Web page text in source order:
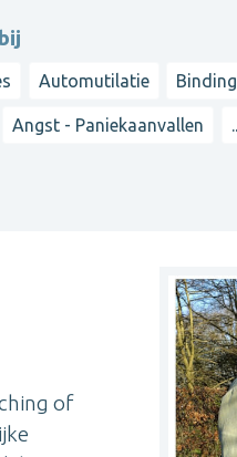
Automutilatie
Angst - Paniekaanvallen
of